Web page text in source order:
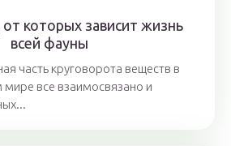
которых зависит жизнь
всей фауны
часть круговорота веществ в
все взаимосвязано и